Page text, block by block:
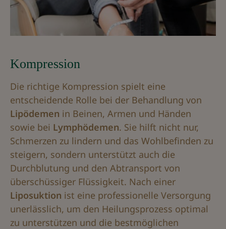
Kompression
Die richtige Kompression spielt eine
entscheidende Rolle bei der Behandlung von
Lipödemen in Beinen, Armen und Händen
sowie bei Lymphödemen. Sie hilft nicht nur,
Schmerzen zu lindern und das Wohlbefinden zu
steigern, sondern unterstützt auch die
Durchblutung und den Abtransport von
überschüssiger Flüssigkeit. Nach einer
Liposuktion ist eine professionelle Versorgung
unerlässlich, um den Heilungsprozess optimal
zu unterstützen und die bestmöglichen